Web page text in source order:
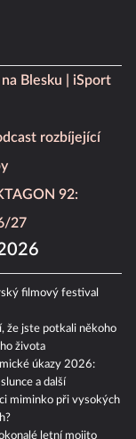
na Blesku
iSport
rozbíjející
92:
27
filmový festival
že jste potkali někoho
života
úkazy 2026:
a další